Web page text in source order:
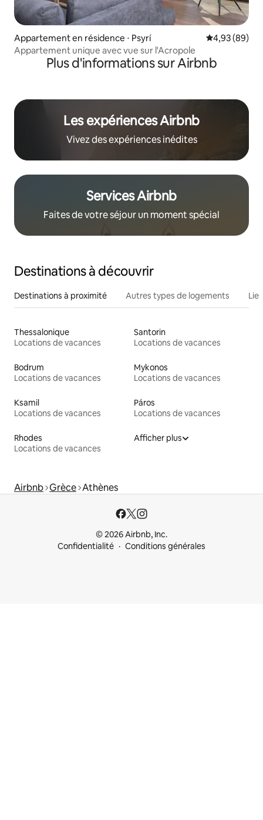
Appartement en résidence ⋅ Psyrí Évaluation
4,93 (89)
Appartement unique avec vue sur l'Acropole
Plus d'informations sur Airbnb
Les expériences Airbnb
Vivez des expériences inédites
Services Airbnb
Faites de votre séjour un moment spécial
Destinations à découvrir
Destinations à proximité Autres types de logements
Thessalonique
Locations de vacances
Santorin
Locations de vacances
Bodrum
Locations de vacances
Mykonos
Locations de vacances
Ksamil
Locations de vacances
Páros
Locations de vacances
Rhodes
Locations de vacances
Afficher plus
Airbnb Grèce Athènes
© 2026 Airbnb, Inc.
Confidentialité
Conditions générales